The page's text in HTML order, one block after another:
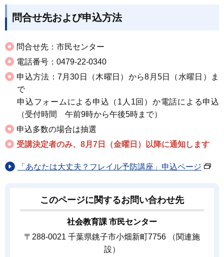
問合せ先および申込方法
問合せ先：市民センター
電話番号 ：0479-22-0340
申込方法：7月30日（木曜日）から8月5日（水曜日）ま
で
申込フォームによる申込（1人1回）か電話による申込
（受付時間 午前9時から午後5時まで）
申込多数の場合は抽選
受講決定者のみ、8月7日（金曜日）以降に通知します
「あなたは大丈夫？フレイル予防講座」申込ページ
このページに関するお問い合わせ先
社会教育課 市民センター
〒288-0021 千葉県銚子市小畑新町7756 （関連施
設）